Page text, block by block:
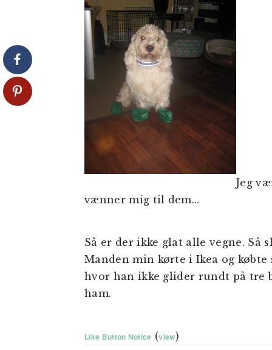
Jeg
vænner mig til dem…
Så er der ikke glat alle vegne. Så
Manden min kørte i Ikea og
hvor han ikke glider rundt på tre
ham.
Like Button Notice (view)